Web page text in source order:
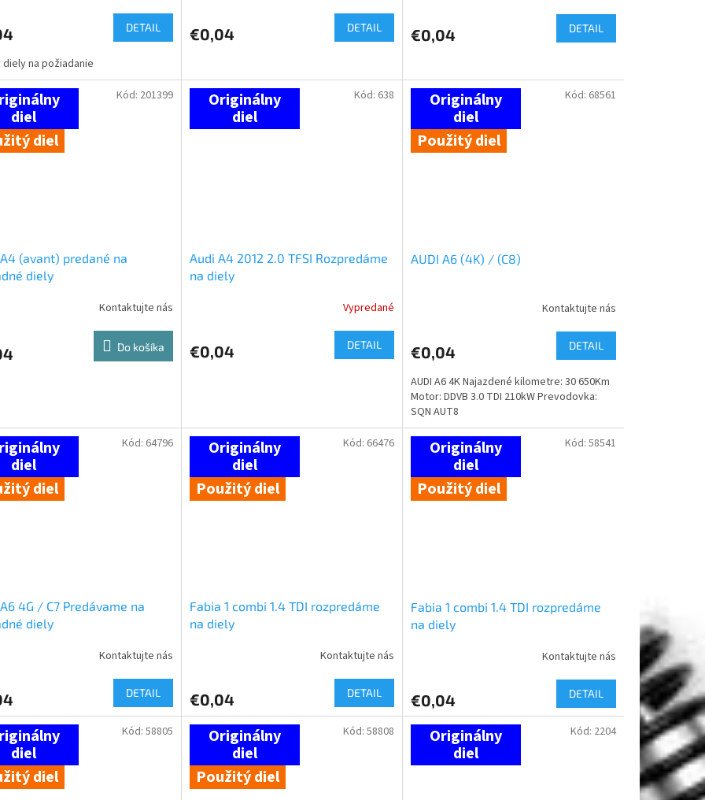
DETAIL
na požiadanie
€0,04 DETAIL €0,04 DETAIL
diel
(avant) predané na
diely
Kontaktujte nás
Do košíka
Kód: 201399
Audi A4 2012 2.0 TFSI Rozpredáme
na diely
Vypredané
€0,04 DETAIL
Kód: 638
Použitý diel
AUDI A6 (4K) / (C8)
Kontaktujte nás
€0,04 DETAIL
AUDI A6 4K Najazdené kilometre: 30 650Km
Motor: DDVB 3.0 TDI 210kW Prevodovka:
SQN AUT8
Kód: 68561
diel
4G / C7 Predávame na
diely
Kontaktujte nás
DETAIL
Kód: 64796
Použitý diel
Fabia 1 combi 1.4 TDI rozpredáme
na diely
Kontaktujte nás
€0,04 DETAIL
Kód: 66476
Použitý diel
Fabia 1 combi 1.4 TDI rozpredáme
na diely
Kontaktujte nás
€0,04 DETAIL
Kód: 58541
diel
Kód: 58805
Použitý diel
Kód: 58808 Kód: 2204